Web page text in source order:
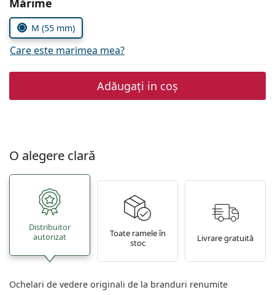
Persol
Prada
Toate mărcile
Alegeți parametrii
M (55 mm)
Care este marimea mea?
Adăugați in coș
O alegere clară
Distribuitor
autorizat
Toate ramele în
stoc
Livrare gratuită
Ochelari de vedere originali de la branduri renumite